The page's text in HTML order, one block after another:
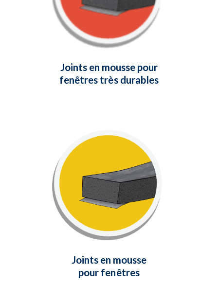
Joints en mousse pour
fenêtres très durables
de PVC à cellules fermées, offrant une
résistance moyenne à l'usure.
Joints en mousse
pour fenêtres
Joints en mousse
pour fenêtres
Notre gamme complète de rubans
adhésifs en mousse d'étanchéité est
idéale pour sceller les fenêtres et les
portes car ils éliminent les fuites d'air
et d'humidité.
En savoir plus